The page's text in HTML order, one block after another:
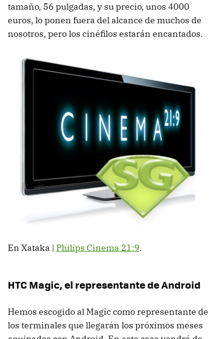
tamaño, 56 pulgadas, y su precio, unos 4000
euros, lo ponen fuera del alcance de muchos de
nosotros, pero los cinéfilos estarán encantados.
En Xataka | Philips Cinema 21:9.
HTCMagic, el representante de Android
Hemos escogido al Magic como representante de
los terminales que llegarán los próximos meses